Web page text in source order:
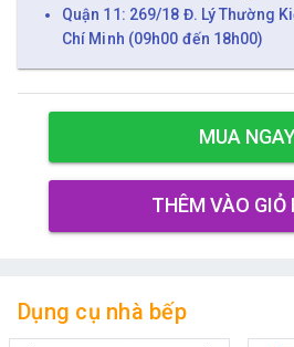
Quận 11: 269/18 Đ. Lý Thường
Chí Minh (09h00 đến 18h00)
MUA
THÊM VÀO GIỎ
Dụng cụ nhà bếp